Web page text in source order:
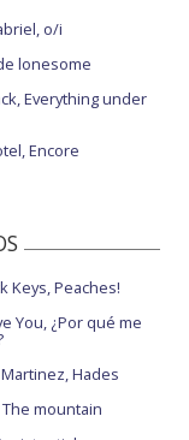
o/i
lonesome
Everything under
Encore
Keys, Peaches!
You, ¿Por qué me
Hades
mountain